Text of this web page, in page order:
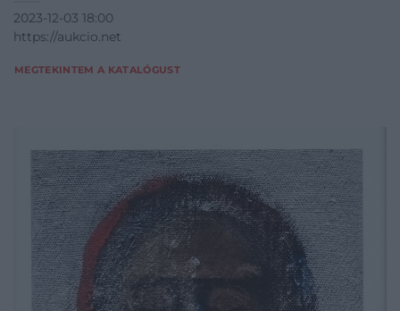
2023-12-03 18:00
https://aukcio.net
MEGTEKINTEM A KATALÓGUST